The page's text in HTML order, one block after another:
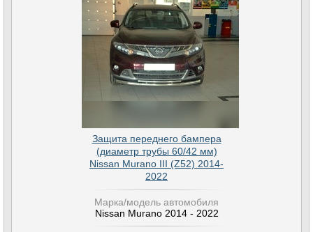
Защита переднего бампера
(диаметр трубы 60/42 мм)
Nissan Murano III (Z52) 2014-
2022
Марка/модель автомобиля
Nissan Murano 2014 - 2022